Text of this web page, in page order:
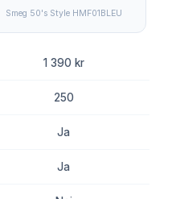
Smeg 50's Style HMF01BLEU
1 390 kr
250
Ja
Ja